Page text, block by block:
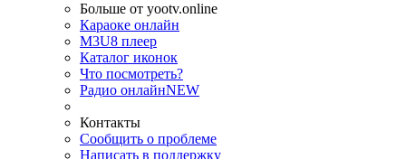
Больше от yootv.online
Караоке онлайн
M3U8 плеер
Каталог иконок
Что посмотреть?
Радио онлайнNEW
Контакты
Сообщить о проблеме
Написать в поддержку